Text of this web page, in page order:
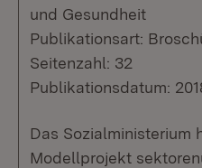
und Gesundheit
Publikationsart:
Seitenzahl: 32
Publikationsdatum:
Das Sozialministerium
Modellprojekt